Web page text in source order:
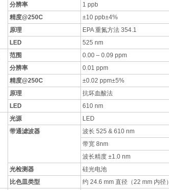
分辨率
1 ppb
精度@250C
±10 ppb±4%
原理
EPA 重氮方法 354.1
LED
525 nm
范围
0.00 – 0.09 ppm
分辨率
0.01 ppm
精度@250C
±0.02 ppm±5%
原理
抗坏血酸法
LED
610 nm
光源
LED
带通滤波器
波长 525 & 610 nm
带宽 8nm
波长精度 ±1.0 nm
光检测器
硅光电池
比色皿类型
约 24.6 mm 直径（22 mm 内径）